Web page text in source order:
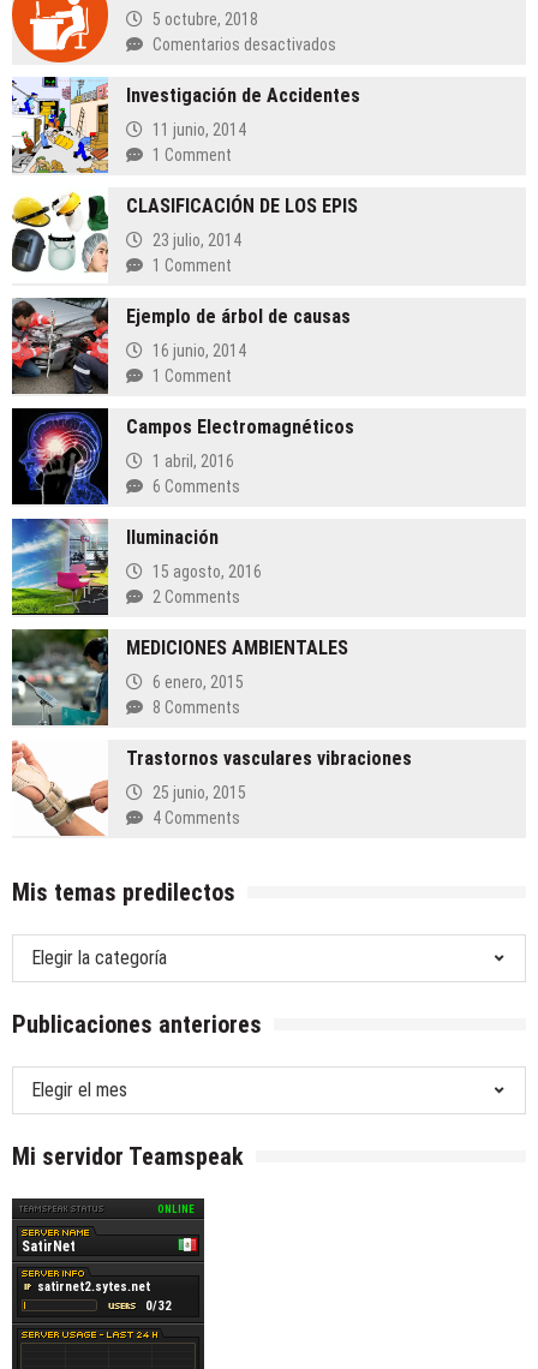
5 octubre, 2018
Comentarios desactivados
ambientales
Investigación de Accidentes
11 junio, 2014
1 Comment
CLASIFICACIÓN DE LOS EPIS
23 julio, 2014
1 Comment
Ejemplo de árbol de causas
16 junio, 2014
1 Comment
Campos Electromagnéticos
1 abril, 2016
6 Comments
Iluminación
15 agosto, 2016
2 Comments
MEDICIONES AMBIENTALES
6 enero, 2015
8 Comments
Trastornos vasculares vibraciones
25 junio, 2015
4 Comments
Mis temas predilectos
Mis
temas
Publicaciones anteriores
Publicaciones
anteriores
Mi servidor Teamspeak